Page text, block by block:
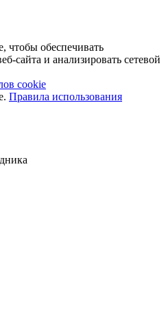
чтобы обеспечивать
сайта и анализировать сетевой
cookie
Правила использования